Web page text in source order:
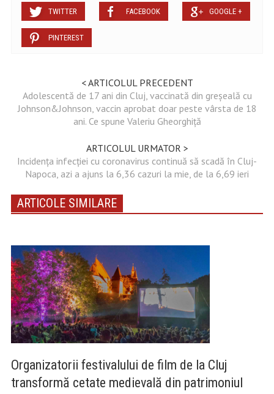
TWITTER FACEBOOK GOOGLE +
PINTEREST
< ARTICOLUL PRECEDENT
Adolescentă de 17 ani din Cluj, vaccinată din greșeală cu
Johnson&Johnson, vaccin aprobat doar peste vârsta de 18
ani. Ce spune Valeriu Gheorghiță
ARTICOLUL URMATOR >
Incidența infecției cu coronavirus continuă să scadă în Cluj-
Napoca, azi a ajuns la 6,36 cazuri la mie, de la 6,69 ieri
ARTICOLE SIMILARE
Organizatorii festivalului de film de la Cluj
transformă cetate medievală din patrimoniul